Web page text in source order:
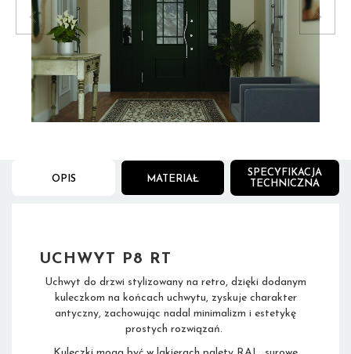
6
OPIS MATERIAŁ
SPECYFIKACJA
TECHNICZNA
UCHWYT P8 RT
Uchwyt do drzwi stylizowany na retro, dzięki dodanym
kuleczkom na końcach uchwytu, zyskuje charakter
antyczny, zachowując nadal minimalizm i estetykę
prostych rozwiązań.